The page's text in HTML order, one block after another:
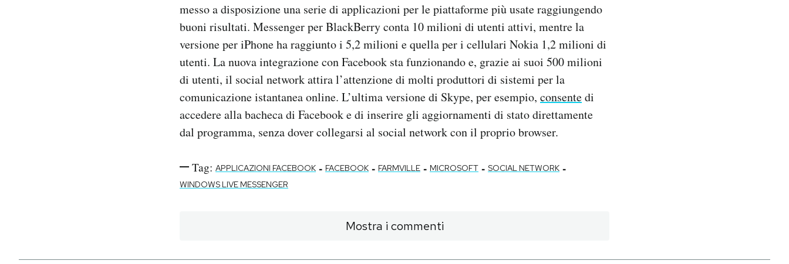
messo a disposizione una serie di applicazioni per le piattaforme più usate raggiungendo
buoni risultati. Messenger per BlackBerry conta 10 milioni di utenti attivi, mentre la
versione per iPhone ha raggiunto i 5,2 milioni e quella per i cellulari Nokia 1,2 milioni di
utenti. La nuova integrazione con Facebook sta funzionando e, grazie ai suoi 500 milioni
di utenti, il social network attira l’attenzione di molti produttori di sistemi per la
comunicazione istantanea online. L’ultima versione di Skype, per esempio, consentedi
accedere alla bacheca di Facebook e di inserire gli aggiornamenti di stato direttamente
dal programma, senza dover collegarsi al social network con il proprio browser.
Tag: APPLICAZIONI FACEBOOK - FACEBOOK - FARMVILLE - MICROSOFT - SOCIAL NETWORK -
WINDOWS LIVE MESSENGER
Mostra i commenti